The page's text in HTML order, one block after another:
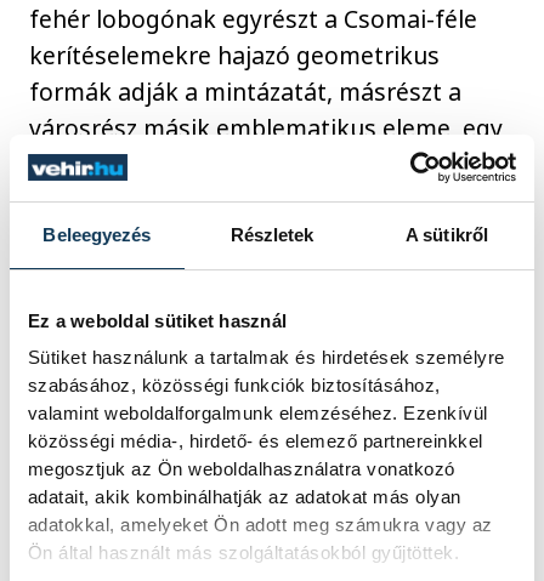
Beleegyezés Részletek A sütikről
Ez a weboldal sütiket használ
Sütiket használunk a tartalmak és hirdetések személyre
szabásához, közösségi funkciók biztosításához,
valamint weboldalforgalmunk elemzéséhez. Ezenkívül
közösségi média-, hirdető- és elemező partnereinkkel
megosztjuk az Ön weboldalhasználatra vonatkozó
adatait, akik kombinálhatják az adatokat más olyan
adatokkal, amelyeket Ön adott meg számukra vagy az
Ön által használt más szolgáltatásokból gyűjtöttek.
fehér lobogónak egyrészt a Csomai-féle
kerítéselemekre hajazó geometrikus
formák adják a mintázatát, másrészt a
városrész másik emblematikus eleme, egy
fa.
Az ünnepségen Taba Dorottya Lúcia, a